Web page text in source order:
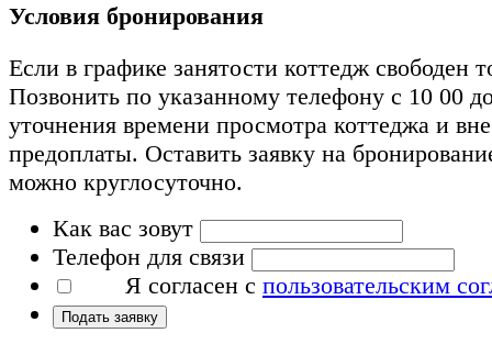
Условия бронирования
Если в графике занятости коттедж свободен
Позвонить по указанному телефону с 10 00
уточнения времени просмотра коттеджа и
предоплаты. Оставить заявку на
можно круглосуточно.
Как вас зовут
Телефон для связи
Я согласен с пользовательским
Подать заявку